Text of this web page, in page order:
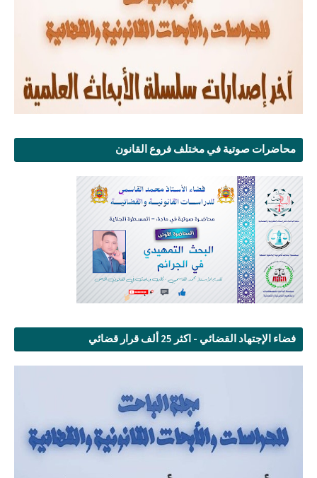
محاضرات صوتية في مختلف فروع القانون
فضاء الإجتهاد القضائي - اكثر 25 ألف قرار قضائي